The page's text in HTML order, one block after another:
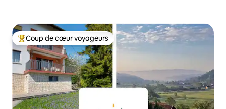
Coups de cœur voyageurs les plus appréciés
Coup de cœur voyageurs